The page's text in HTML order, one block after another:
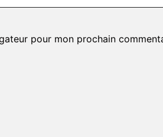
pour mon prochain